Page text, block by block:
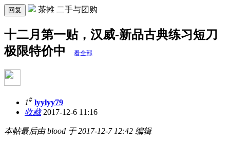
回复 茶摊 二手与团购
十二月第一贴，汉威-新品古典练习短刀
极限特价中
看全部
1# lyylyy79
收藏2017-12-6 11:16
本帖最后由 blood 于 2017-12-7 12:42 编辑